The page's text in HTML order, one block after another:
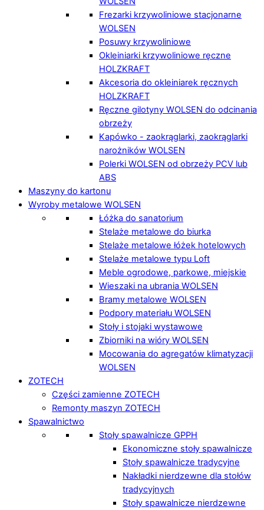
Frezarki krzywoliniowe stacjonarne
WOLSEN
Posuwy krzywoliniowe
Okleiniarki krzywoliniowe ręczne
HOLZKRAFT
Akcesoria do okleiniarek ręcznych
HOLZKRAFT
Ręczne gilotyny WOLSEN do odcinania
obrzeży
Kapówko - zaokrąglarki, zaokrąglarki
narożników WOLSEN
Polerki WOLSEN od obrzeży PCV lub
ABS
Maszyny do kartonu
Wyroby metalowe WOLSEN
Łóżka do sanatorium
Stelaże metalowe do biurka
Stelaże metalowe łóżek hotelowych
Stelaże metalowe typu Loft
Meble ogrodowe, parkowe, miejskie
Wieszaki na ubrania WOLSEN
Bramy metalowe WOLSEN
Podpory materiału WOLSEN
Stoły i stojaki wystawowe
Zbiorniki na wióry WOLSEN
Mocowania do agregatów klimatyzacji
WOLSEN
ZOTECH
Części zamienne ZOTECH
Remonty maszyn ZOTECH
Spawalnictwo
Stoły spawalnicze GPPH
Ekonomiczne stoły spawalnicze
Stoły spawalnicze tradycyjne
Nakładki nierdzewne dla stołów
tradycyjnych
Stoły spawalnicze nierdzewne